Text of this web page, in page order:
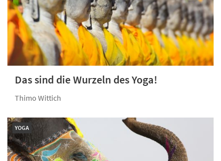
Das sind die Wurzeln des Yoga!
Thimo Wittich
YOGA